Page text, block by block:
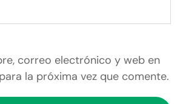
correo electrónico y web en
la próxima vez que comente.